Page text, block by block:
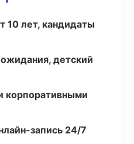
10 лет, кандидаты
детский
корпоративными
запись 24/7